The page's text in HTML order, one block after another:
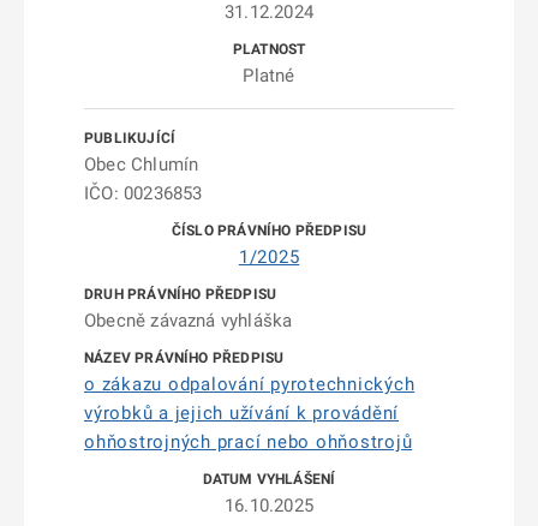
31.12.2024
Platné
Obec Chlumín
IČO: 00236853
1/2025
Obecně závazná vyhláška
o zákazu odpalování pyrotechnických
výrobků a jejich užívání k provádění
ohňostrojných prací nebo ohňostrojů
16.10.2025